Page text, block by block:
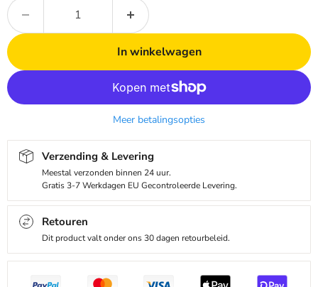
In winkelwagen
Meer betalingsopties
Verzending & Levering
Meestal verzonden binnen 24 uur.
Gratis 3-7 Werkdagen EU Gecontroleerde Levering.
Retouren
Dit product valt onder ons 30 dagen retourbeleid.